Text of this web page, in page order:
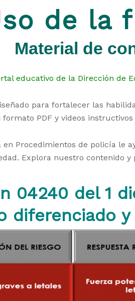
de la
Material de
educativo de la Dirección de
para fortalecer las
PDF y videos
Procedimientos de policía
Explora nuestro contenido
04240 del 1
diferenciado